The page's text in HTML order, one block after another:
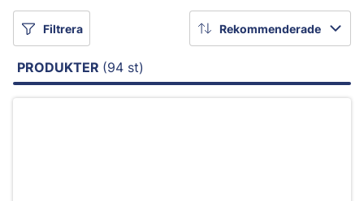
Filtrera Rekommenderade
PRODUKTER (94 st)